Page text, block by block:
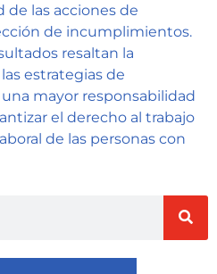
las acciones de
de incumplimientos.
resaltan la
estrategias de
mayor responsabilidad
el derecho al trabajo
de las personas con